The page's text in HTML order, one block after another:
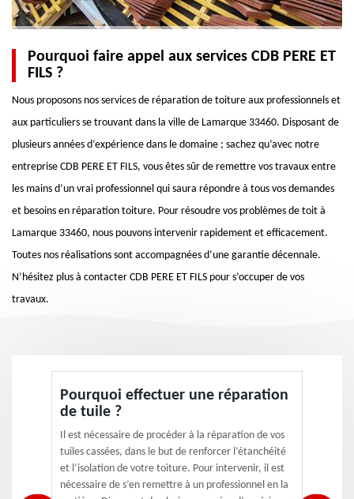
Pourquoi faire appel aux services CDB PERE ET
FILS ?
Nous proposons nos services de réparation de toiture aux professionnels et
aux particuliers se trouvant dans la ville de Lamarque 33460. Disposant de
plusieurs années d’expérience dans le domaine ; sachez qu’avec notre
entreprise CDB PERE ET FILS, vous êtes sûr de remettre vos travaux entre
les mains d’un vrai professionnel qui saura répondre à tous vos demandes
et besoins en réparation toiture. Pour résoudre vos problèmes de toit à
Lamarque 33460, nous pouvons intervenir rapidement et efficacement.
Toutes nos réalisations sont accompagnées d’une garantie décennale.
N’hésitez plus à contacter CDB PERE ET FILS pour s’occuper de vos
travaux.
Pourquoi effectuer une réparation
de tuile ?
Il est nécessaire de procéder à la réparation de vos
tuiles cassées, dans le but de renforcer l’étanchéité
et l’isolation de votre toiture. Pour intervenir, il est
nécessaire de s’en remettre à un professionnel en la